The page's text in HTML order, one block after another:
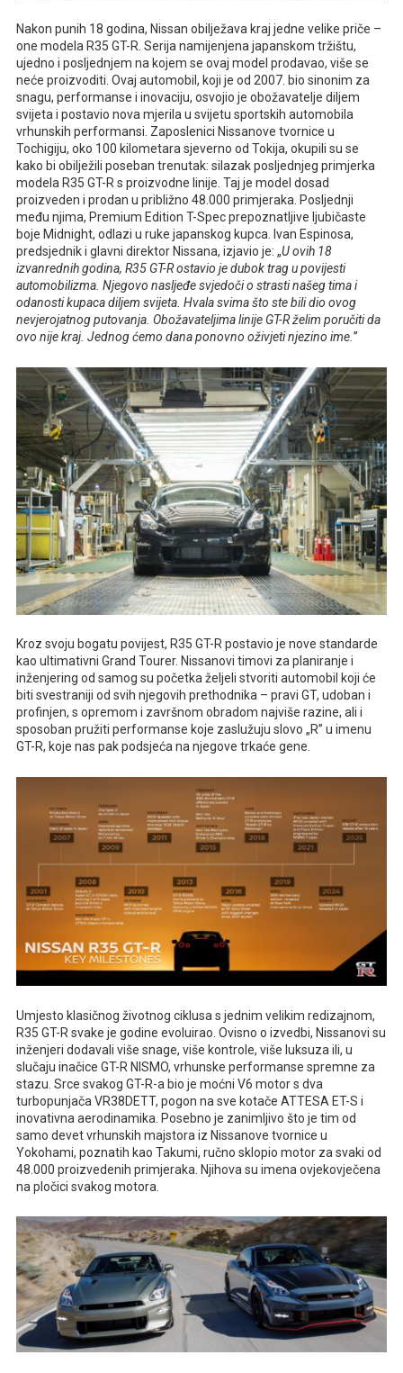
Nakon punih 18 godina, Nissan obilježava kraj jedne velike priče –
one modela R35 GT-R. Serija namijenjena japanskom tržištu,
ujedno i posljednjem na kojem se ovaj model prodavao, više se
neće proizvoditi. Ovaj automobil, koji je od 2007. bio sinonim za
snagu, performanse i inovaciju, osvojio je obožavatelje diljem
svijeta i postavio nova mjerila u svijetu sportskih automobila
vrhunskih performansi. Zaposlenici Nissanove tvornice u
Tochigiju, oko 100 kilometara sjeverno od Tokija, okupili su se
kako bi obilježili poseban trenutak: silazak posljednjeg primjerka
modela R35 GT-R s proizvodne linije. Taj je model dosad
proizveden i prodan u približno 48.000 primjeraka. Posljednji
među njima, Premium Edition T-Spec prepoznatljive ljubičaste
boje Midnight, odlazi u ruke japanskog kupca. Ivan Espinosa,
predsjednik i glavni direktor Nissana, izjavio je: „U ovih 18
izvanrednih godina, R35 GT-R ostavio je dubok trag u povijesti
automobilizma. Njegovo nasljeđe svjedoči o strasti našeg tima i
odanosti kupaca diljem svijeta. Hvala svima što ste bili dio ovog
nevjerojatnog putovanja. Obožavateljima linije GT-R želim poručiti da
ovo nije kraj. Jednog ćemo dana ponovno oživjeti njezino ime.”
Kroz svoju bogatu povijest, R35 GT-R postavio je nove standarde
kao ultimativni Grand Tourer. Nissanovi timovi za planiranje i
inženjering od samog su početka željeli stvoriti automobil koji će
biti svestraniji od svih njegovih prethodnika – pravi GT, udoban i
profinjen, s opremom i završnom obradom najviše razine, ali i
sposoban pružiti performanse koje zaslužuju slovo „R” u imenu
GT-R, koje nas pak podsjeća na njegove trkaće gene.
Umjesto klasičnog životnog ciklusa s jednim velikim redizajnom,
R35 GT-R svake je godine evoluirao. Ovisno o izvedbi, Nissanovi su
inženjeri dodavali više snage, više kontrole, više luksuza ili, u
slučaju inačice GT-R NISMO, vrhunske performanse spremne za
stazu. Srce svakog GT-R-a bio je moćni V6 motor s dva
turbopunjača VR38DETT, pogon na sve kotače ATTESA ET-S i
inovativna aerodinamika. Posebno je zanimljivo što je tim od
samo devet vrhunskih majstora iz Nissanove tvornice u
Yokohami, poznatih kao Takumi, ručno sklopio motor za svaki od
48.000 proizvedenih primjeraka. Njihova su imena ovjekovječena
na pločici svakog motora.